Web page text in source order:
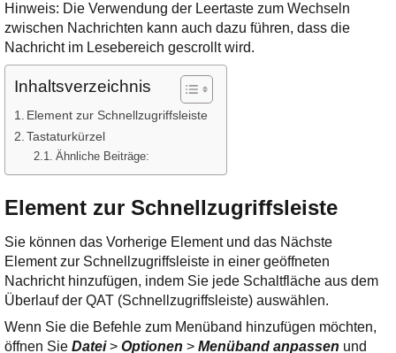
Hinweis: Die Verwendung der Leertaste zum Wechseln
zwischen Nachrichten kann auch dazu führen, dass die
Nachricht im Lesebereich gescrollt wird.
Inhaltsverzeichnis
Element zur Schnellzugriffsleiste
Tastaturkürzel
Ähnliche Beiträge:
Element zur Schnellzugriffsleiste
Sie können das Vorherige Element und das Nächste
Element zur Schnellzugriffsleiste in einer geöffneten
Nachricht hinzufügen, indem Sie jede Schaltfläche aus dem
Überlauf der QAT (Schnellzugriffsleiste) auswählen.
Wenn Sie die Befehle zum Menüband hinzufügen möchten,
öffnen Sie Datei > Optionen > Menüband anpassen und